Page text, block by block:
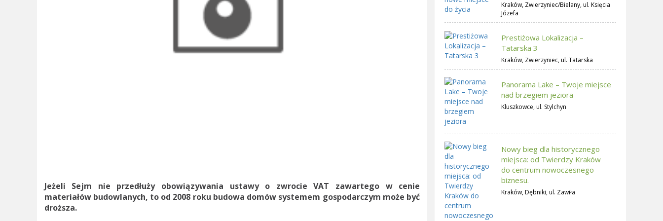
Jeżeli Sejm nie przedłuży obowiązywania ustawy o zwrocie VAT zawartego w cenie
materiałów budowlanych, to od 2008 roku budowa domów systemem gospodarczym może być
droższa.
Kraków, Zwierzyniec/Bielany, ul. Księcia
Józefa
Prestiżowa Lokalizacja –
Tatarska 3
Kraków, Zwierzyniec, ul. Tatarska
Panorama Lake – Twoje miejsce
nad brzegiem jeziora
Kluszkowce, ul. Stylchyn
Nowy bieg dla historycznego
miejsca: od Twierdzy Kraków
do centrum nowoczesnego
biznesu.
Kraków, Dębniki, ul. Zawiła